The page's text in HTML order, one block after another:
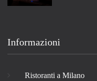
Informazioni
Ristoranti a Milano